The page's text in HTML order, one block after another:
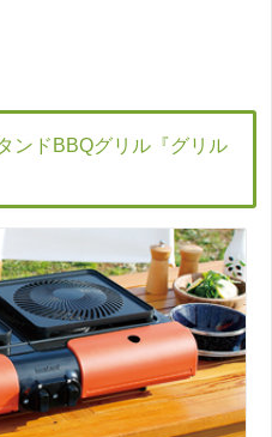
ンドBBQグリル『グリル